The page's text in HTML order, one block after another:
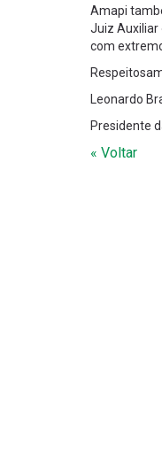
Amapi
Juiz Auxiliar
com
Leonardo
Presidente
« Voltar